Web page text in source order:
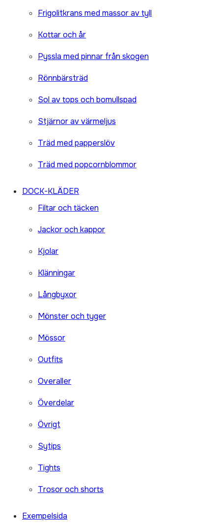
Frigolitkrans med massor av tyll
Kottar och år
Pyssla med pinnar från skogen
Rönnbärsträd
Sol av tops och bomullspad
Stjärnor av värmeljus
Träd med papperslöv
Träd med popcornblommor
DOCK-KLÄDER
Filtar och täcken
Jackor och kappor
Kjolar
Klänningar
Långbyxor
Mönster och tyger
Mössor
Outfits
Overaller
Överdelar
Övrigt
Sytips
Tights
Trosor och shorts
Exempelsida